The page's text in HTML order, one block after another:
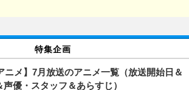
特集企画
ニメ】7月放送のアニメ一覧（放送開始日＆
優・スタッフ＆あらすじ）